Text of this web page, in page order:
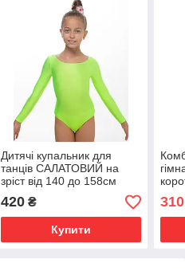
Дитячі купальник для
танців САЛАТОВИЙ на
зріст від 140 до 158см
420₴
Купити
310